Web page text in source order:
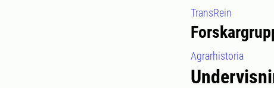
TransRein
Agrarhistoria